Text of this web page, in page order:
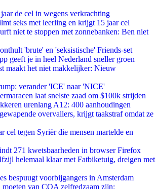
de cel in wegens verkrachting
seks met leerling en krijgt 15 jaar cel
niet te stoppen met zonnebanken: Ben niet
'brute' en 'seksistische' Friends-set
geeft je in heel Nederland sneller groen
maakt het niet makkelijker: Nieuw
verander 'ICE' naar 'NICE'
laat snelste zaad om $100k strijden
urenlang A12: 400 aanhoudingen
overvallers, krijgt taakstraf omdat ze
cel tegen Syriër die mensen martelde en
271 kwetsbaarheden in browser Firefox
helemaal klaar met Fatbiketuig, dreigen met
bespuugt voorbijgangers in Amsterdam
van COA zelfredzaam zijn: